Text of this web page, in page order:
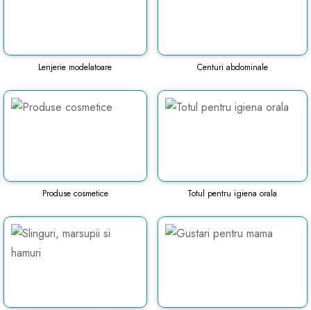
Lenjerie modelatoare Centuri abdominale
Produse cosmetice Totul pentru igiena orala